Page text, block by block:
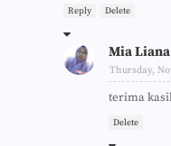
Reply Delete
Mia Liana
Thursday,
terima
Delete